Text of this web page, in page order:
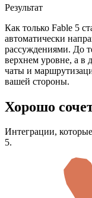
Результат
Как только Fable 5
автоматически
рассуждениями. До
верхнем уровне, а в
чаты и
вашей стороны.
Хорошо
Интеграции,
5.